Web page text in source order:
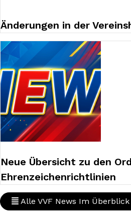
Änderungen in der
Neue Übersicht zu den
Ehrenzeichenrichtlinien
Alle VVF News Im Überblick